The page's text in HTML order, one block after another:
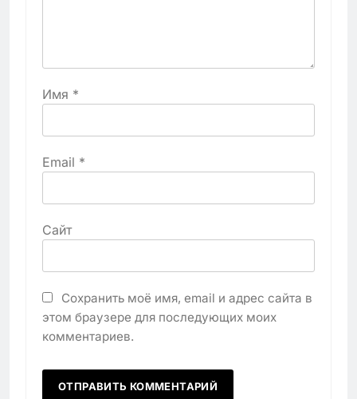
Имя *
Email *
Сайт
Сохранить моё имя, email и адрес сайта в
этом браузере для последующих моих
комментариев.